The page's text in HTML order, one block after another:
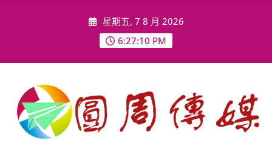
星期五, 7 8 月 2026
6:27:12 PM